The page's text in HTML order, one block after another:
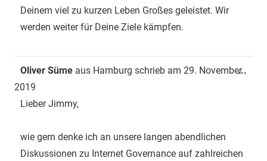
Deinem viel zu kurzen Leben Großes geleistet. Wir
werden weiter für Deine Ziele kämpfen.
Oliver Süme aus Hamburg schrieb am 29. November
2019
Lieber Jimmy,
wie gern denke ich an unsere langen abendlichen
Diskussionen zu Internet Governance auf zahlreichen
...